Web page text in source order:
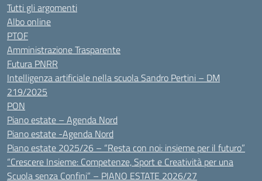
Tutti gli argomenti
Albo online
PTOF
Amministrazione Trasparente
Futura PNRR
Intelligenza artificiale nella scuola Sandro Pertini – DM
219/2025
PON
Piano estate – Agenda Nord
Piano estate -Agenda Nord
Piano estate 2025/26 – “Resta con noi: insieme per il futuro”
“Crescere Insieme: Competenze, Sport e Creatività per una
Scuola senza Confini” – PIANO ESTATE 2026/27